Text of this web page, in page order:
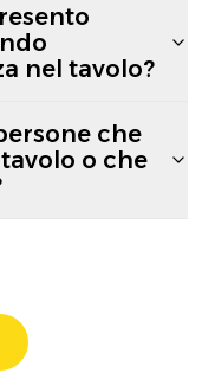
nel tavolo?
che
o che